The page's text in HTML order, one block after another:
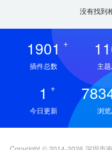
没有找到
1901 +
插件总数 主
1 +
今日更新 浏